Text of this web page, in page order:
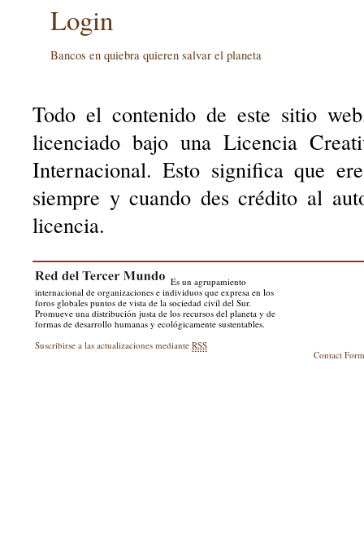
Login
Bancos en quiebra quieren salvar el planeta
Todo el contenido de este sitio
licenciado bajo una Licencia
Internacional. Esto significa que
siempre y cuando des crédito al
licencia.
Es un agrupamiento
internacional de organizaciones e individuos que expresa en los
foros globales puntos de vista de la sociedad civil del Sur.
Promueve una distribución justa de los recursos del planeta y de
formas de desarrollo humanas y ecológicamente sustentables.
Suscribirse a las actualizaciones medianteRSS
Contact Form